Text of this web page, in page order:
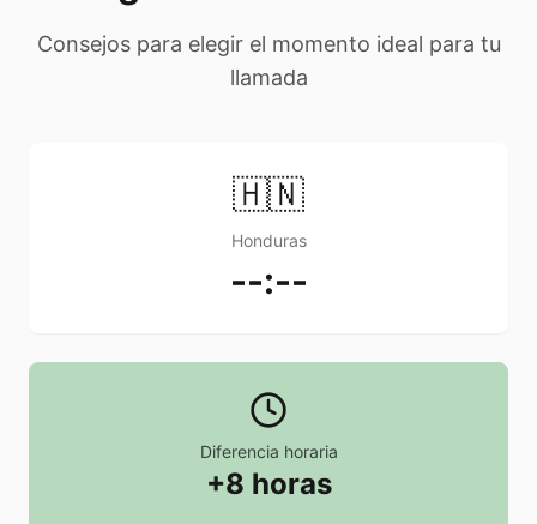
Consejos para elegir el momento ideal para tu
llamada
🇭🇳
Honduras
--:--
Diferencia horaria
+8 horas